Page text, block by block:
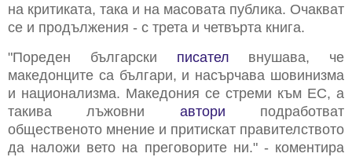
на критиката, така и на масовата публика. Очакват
се и продължения - с трета и четвърта книга.
"Пореден български писател внушава, че
македонците са българи, и насърчава шовинизма
и национализма. Македония се стреми към ЕС, а
такива лъжовни автори подработват
общественото мнение и притискат правителството
да наложи вето на преговорите ни." - коментира